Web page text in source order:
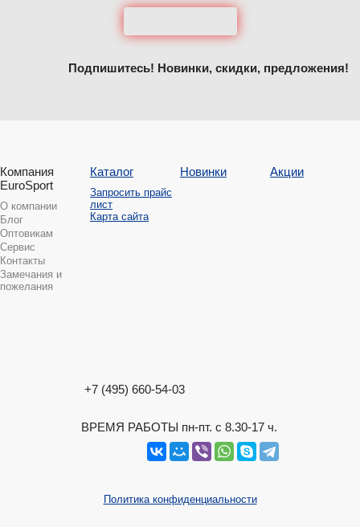
Подпишитесь! Новинки, скидки, предложения!
Компания
EuroSport
О компании
Блог
Оптовикам
Сервис
Контакты
Замечания и
пожелания
Каталог
Запросить прайс
лист
Карта сайта
Новинки Акции
+7 (495) 660-54-03
ВРЕМЯ РАБОТЫ пн-пт. с 8.30-17 ч.
Политика конфиденциальности